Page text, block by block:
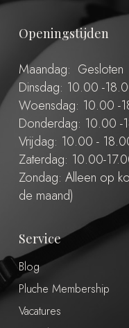
Openingstijden
Maandag: Gesloten
Dinsdag: 10.00 -
Woensdag: 10.00 -
Donderdag: 10.00 -
Vrijdag: 10.00 -
Zaterdag: 10.00-
Zondag: Alleen op
de maand)
Service
Blog
Pluche Membership
Vacatures